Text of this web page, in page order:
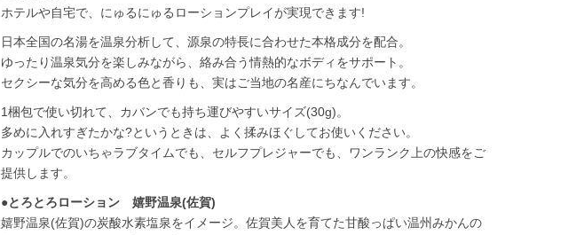
ホテルや自宅で、にゅるにゅるローションプレイが実現できます!
日本全国の名湯を温泉分析して、源泉の特長に合わせた本格成分を配合。
ゆったり温泉気分を楽しみながら、絡み合う情熱的なボディをサポート。
セクシーな気分を高める色と香りも、実はご当地の名産にちなんでいます。
1梱包で使い切れて、カバンでも持ち運びやすいサイズ(30g)。
多めに入れすぎたかな?というときは、よく揉みほぐしてお使いください。
カップルでのいちゃラブタイムでも、セルフプレジャーでも、ワンランク上の快感をご
提供します。
●とろとろローション 嬉野温泉(佐賀)
嬉野温泉(佐賀)の炭酸水素塩泉をイメージ。佐賀美人を育てた甘酸っぱい温州みかんの